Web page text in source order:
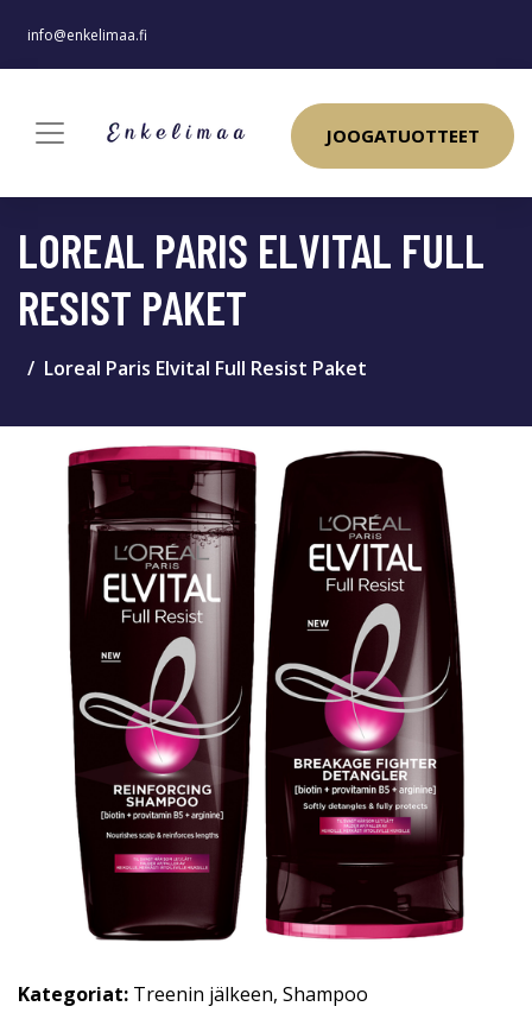
info@enkelimaa.fi
JOOGATUOTTEET
LOREAL PARIS ELVITAL FULL
RESIST PAKET
Loreal Paris Elvital Full Resist Paket
Kategoriat: Treenin jälkeen, Shampoo